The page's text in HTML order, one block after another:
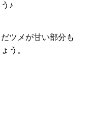
♪
ツメが甘い部分も
う。